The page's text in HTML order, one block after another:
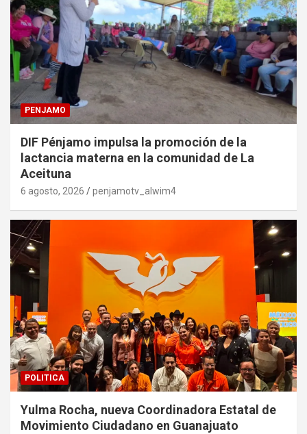
PENJAMO
DIF Pénjamo impulsa la promoción de la
lactancia materna en la comunidad de La
Aceituna
6 agosto, 2026 penjamotv_alwim4
POLITICA
Yulma Rocha, nueva Coordinadora Estatal de
Movimiento Ciudadano en Guanajuato